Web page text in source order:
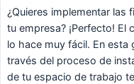
¿Quieres implementar las
tu empresa? ¡Perfecto!
lo hace muy fácil. En esta
través del proceso de
de tu espacio de trabajo